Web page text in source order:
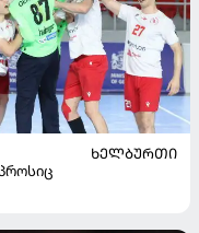
ᲮᲔᲚᲑᲣᲠᲗᲘ